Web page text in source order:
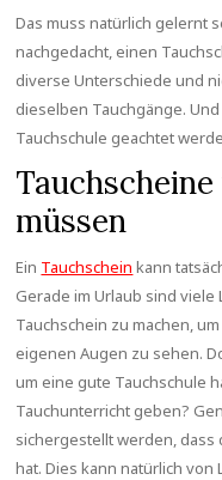
Das muss natürlich gelernt
nachgedacht, einen
diverse Unterschiede und
dieselben Tauchgänge.
Tauchschule geachtet
müssen
Ein Tauchschein kann
Gerade im Urlaub sind
Tauchschein zu machen,
eigenen Augen zu sehen.
um eine gute Tauchschule
Tauchunterricht geben?
sichergestellt werden,
hat. Dies kann natürlich von